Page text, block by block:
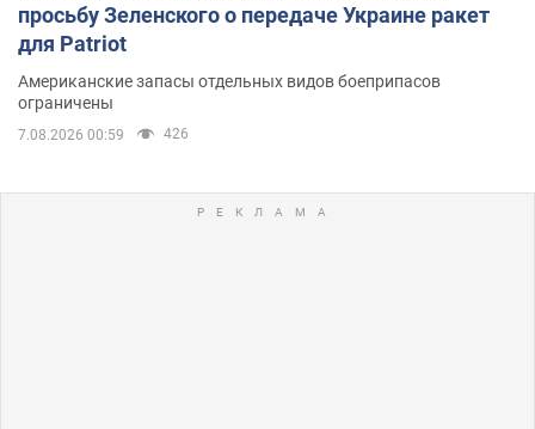
просьбу Зеленского о передаче Украине ракет
для Patriot
Американские запасы отдельных видов боеприпасов
ограничены
7.08.2026 00:59 426